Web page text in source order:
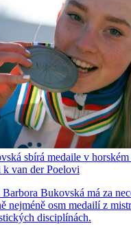
sbírá medaile v
van der Poelovi
Barbora Bukovská má za
nejméně osm medailí z
disciplínách.